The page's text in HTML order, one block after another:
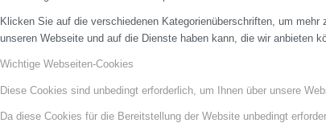
Klicken Sie auf die verschiedenen Kategorienüberschriften, um
unseren Webseite und auf die Dienste haben kann, die wir anbieten
Wichtige Webseiten-Cookies
Diese Cookies sind unbedingt erforderlich, um Ihnen über unsere
Da diese Cookies für die Bereitstellung der Website unbedingt